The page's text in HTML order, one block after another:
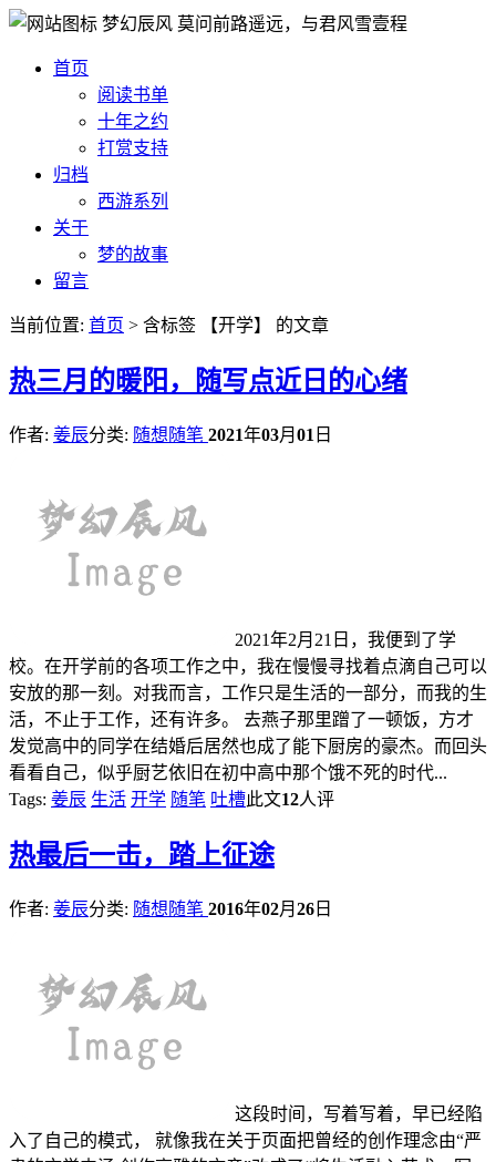
梦幻辰风 莫问前路遥远，与君风雪壹程
首页
阅读书单
十年之约
打赏支持
归档
西游系列
关于
梦的故事
留言
当前位置: 首页 > 含标签 【开学】 的文章
热三月的暖阳，随写点近日的心绪
作者: 姜辰分类: 随想随笔 2021年03月 01 日
2021年2月21日，我便到了学
校。在开学前的各项工作之中，我在慢慢寻找着点滴自己可以
安放的那一刻。对我而言，工作只是生活的一部分，而我的生
活，不止于工作，还有许多。 去燕子那里蹭了一顿饭，方才
发觉高中的同学在结婚后居然也成了能下厨房的豪杰。而回头
看看自己，似乎厨艺依旧在初中高中那个饿不死的时代...
Tags: 姜辰 生活 开学 随笔 吐槽此文12人评
热最后一击，踏上征途
作者: 姜辰分类: 随想随笔 2016年02月 26 日
这段时间，写着写着，早已经陷
入了自己的模式， 就像我在关于页面把曾经的创作理念由“严